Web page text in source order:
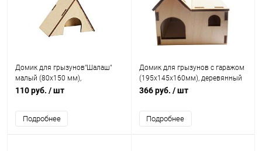
Домик для грызунов"Шалаш"
малый (80х150 мм),
деревянный
110 руб. / шт
Подробнее
Домик для грызунов с гаражом
(195х145х160мм), деревянный
366 руб. / шт
Подробнее